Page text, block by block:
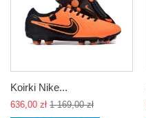
Koirki Nike...
636,00 zł 1 169,00 zł